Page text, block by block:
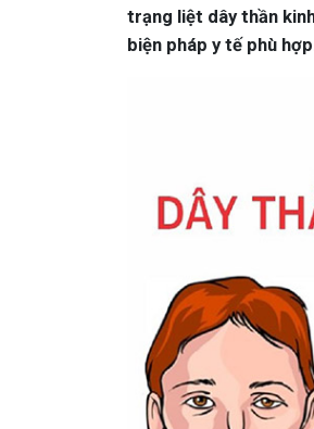
trạng liệt dây thần
biện pháp y tế phù